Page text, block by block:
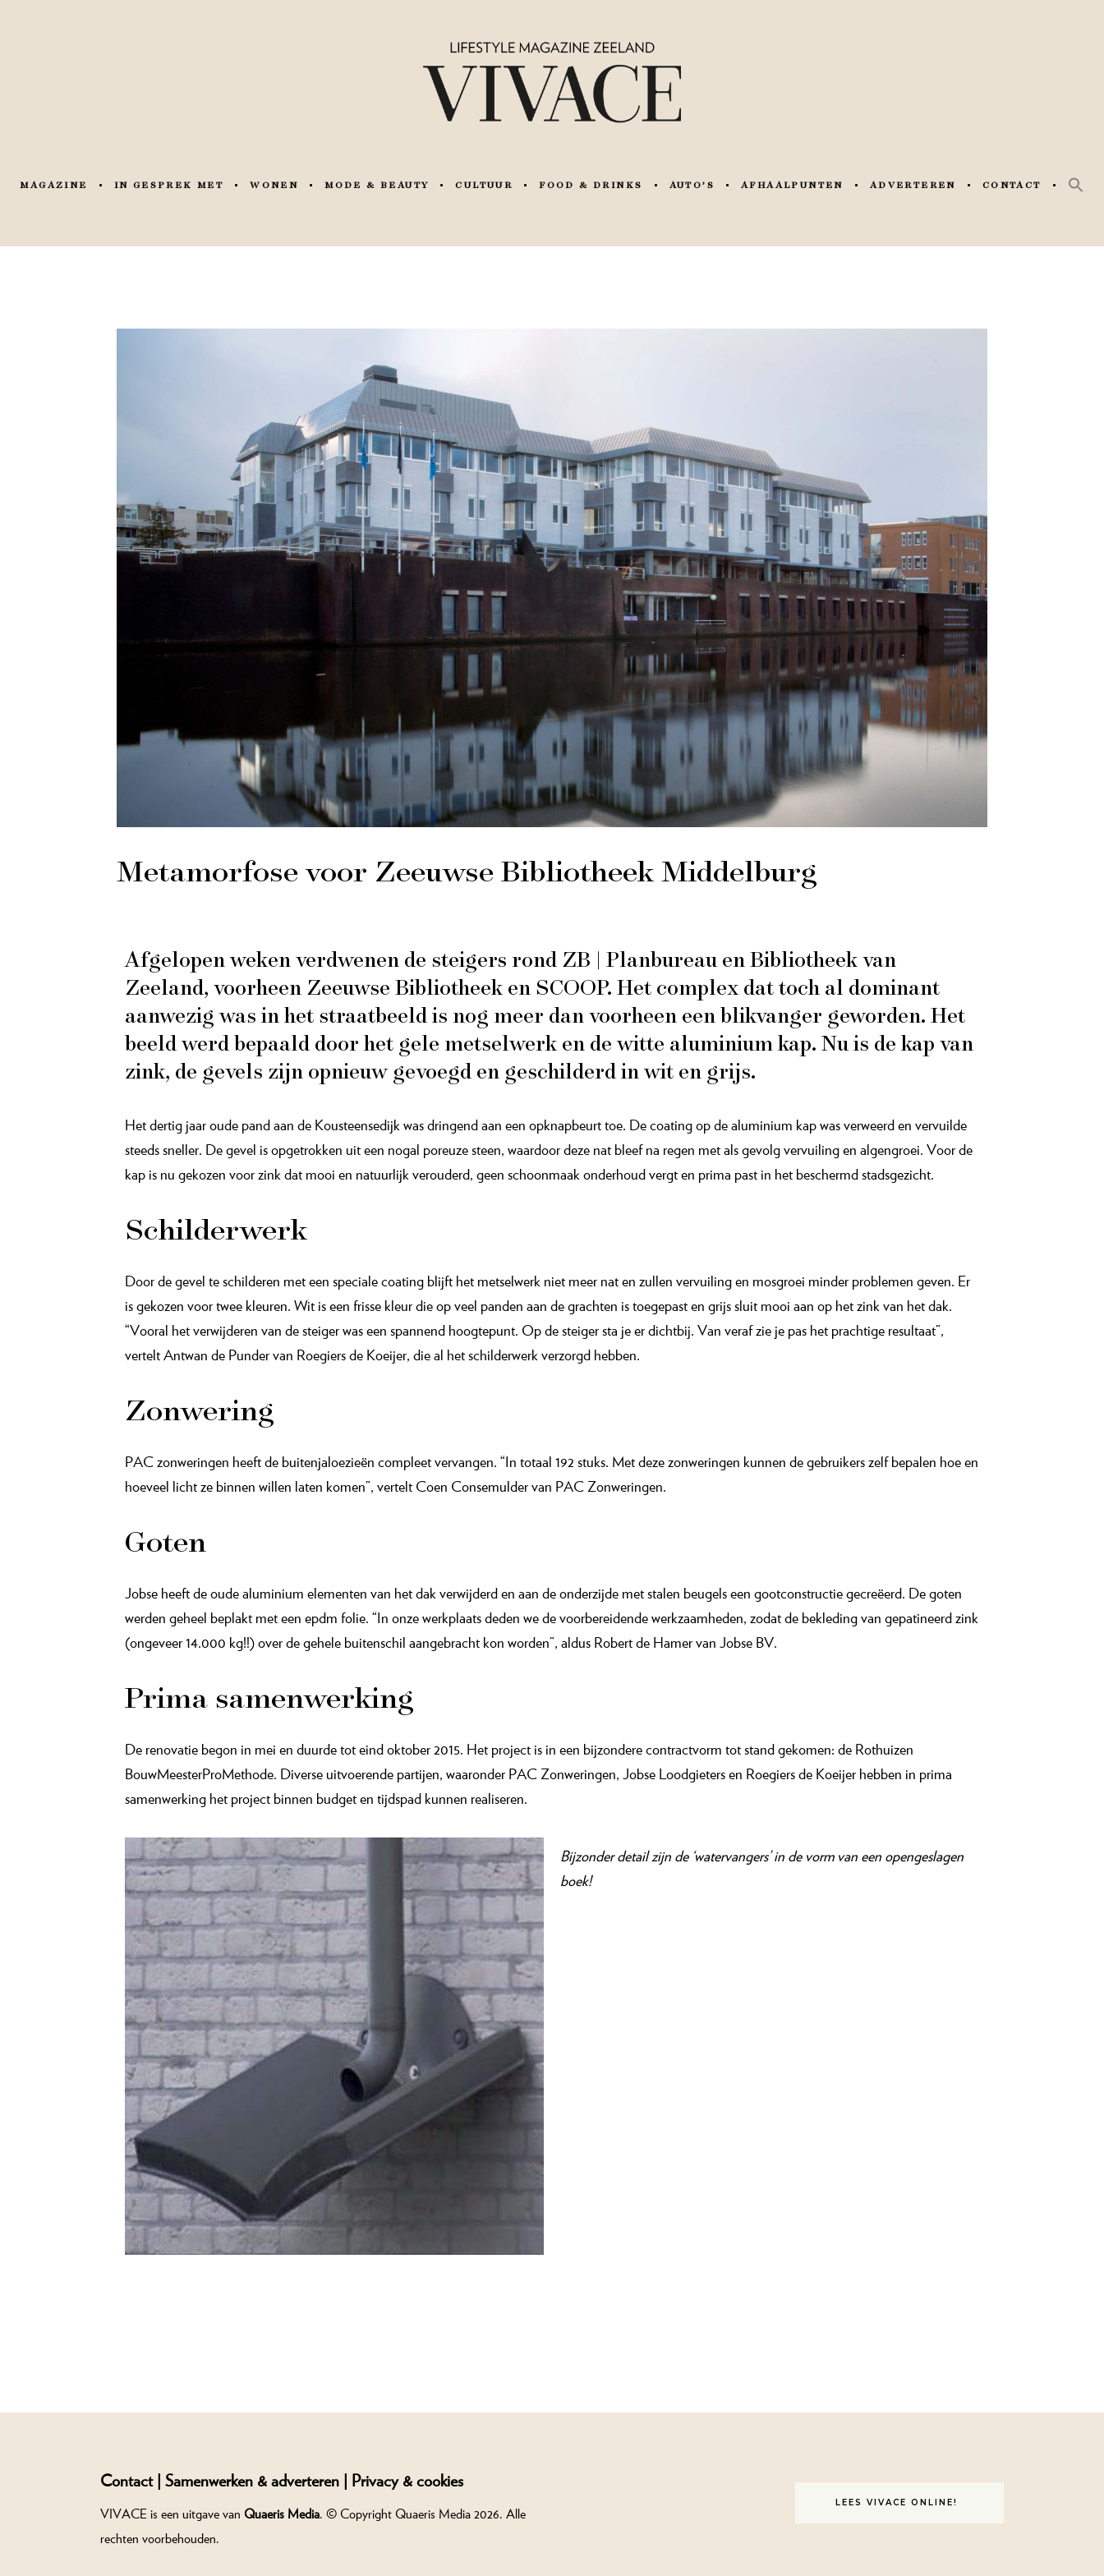
MAGAZINE IN GESPREK MET WONEN MODE & BEAUTY CULTUUR FOOD & DRINKS AUTO’S AFHAALPUNTEN ADVERTEREN CONTACT
Metamorfose voor Zeeuwse Bibliotheek Middelburg
Afgelopen weken verdwenen de steigers rond ZB | Planbureau en Bibliotheek van
Zeeland, voorheen Zeeuwse Bibliotheek en SCOOP. Het complex dat toch al dominant
aanwezig was in het straatbeeld is nog meer dan voorheen een blikvanger geworden. Het
beeld werd bepaald door het gele metselwerk en de witte aluminium kap. Nu is de kap van
zink, de gevels zijn opnieuw gevoegd en geschilderd in wit en grijs.
Het dertig jaar oude pand aan de Kousteensedijk was dringend aan een opknapbeurt toe. De coating op de aluminium kap was verweerd en vervuilde
steeds sneller. De gevel is opgetrokken uit een nogal poreuze steen, waardoor deze nat bleef na regen met als gevolg vervuiling en algengroei. Voor de
kap is nu gekozen voor zink dat mooi en natuurlijk verouderd, geen schoonmaak onderhoud vergt en prima past in het beschermd stadsgezicht.
Schilderwerk
Door de gevel te schilderen met een speciale coating blijft het metselwerk niet meer nat en zullen vervuiling en mosgroei minder problemen geven. Er
is gekozen voor twee kleuren. Wit is een frisse kleur die op veel panden aan de grachten is toegepast en grijs sluit mooi aan op het zink van het dak.
“Vooral het verwijderen van de steiger was een spannend hoogtepunt. Op de steiger sta je er dichtbij. Van veraf zie je pas het prachtige resultaat”,
vertelt Antwan de Punder van Roegiers de Koeijer, die al het schilderwerk verzorgd hebben.
Zonwering
PAC zonweringen heeft de buitenjaloezieën compleet vervangen. “In totaal 192 stuks. Met deze zonweringen kunnen de gebruikers zelf bepalen hoe en
hoeveel licht ze binnen willen laten komen”, vertelt Coen Consemulder van PAC Zonweringen.
Goten
Jobse heeft de oude aluminium elementen van het dak verwijderd en aan de onderzijde met stalen beugels een gootconstructie gecreëerd. De goten
werden geheel beplakt met een epdm folie. “In onze werkplaats deden we de voorbereidende werkzaamheden, zodat de bekleding van gepatineerd zink
(ongeveer 14.000 kg!!) over de gehele buitenschil aangebracht kon worden”, aldus Robert de Hamer van Jobse BV.
Prima samenwerking
De reno­vatie begon in mei en duurde tot eind oktober 2015. Het project is in een bijzondere contractvorm tot stand gekomen: de Rothuizen
BouwMeesterProMethode. Diverse uitvoerende partijen, waaronder PAC Zonweringen, Jobse Loodgieters en Roegiers de Koeijer hebben in prima
samenwerking het project binnen budget en tijdspad kunnen realiseren.
Bijzonder detail zijn de ‘watervangers’in de vorm van een opengeslagen
boek!
Contact | Samenwerken & adverteren | Privacy & cookies
VIVACE is een uitgave van Quaeris Media. © Copyright Quaeris Media 2026. Alle
rechten voorbehouden.
LEES VIVACE ONLINE!